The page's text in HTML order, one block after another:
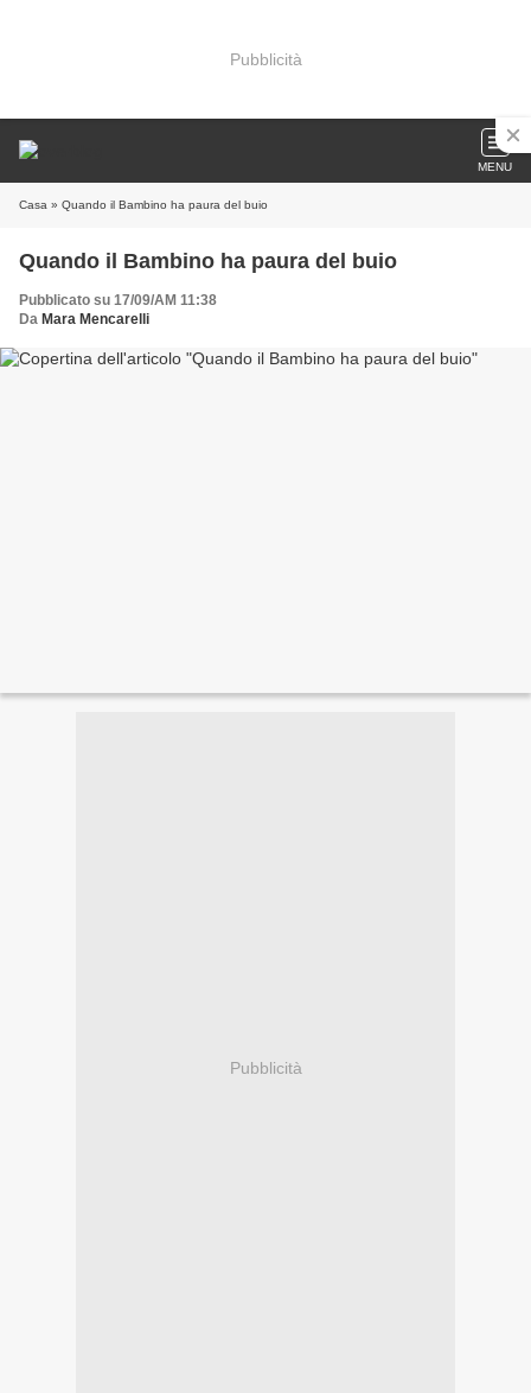
Pubblicità
MENU
Casa » Quando il Bambino ha paura del buio
Quando il Bambino ha paura del buio
Pubblicato su 17/09/AM 11:38
Da Mara Mencarelli
Pubblicità